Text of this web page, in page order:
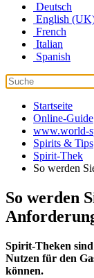
Deutsch
English
French
Italian
Spanish
Startseite
Online-Guide
www.world-
Spirits & Tips
Spirit-Thek
So werden
So werden
Spirit-Theken
Nutzen für den
können.